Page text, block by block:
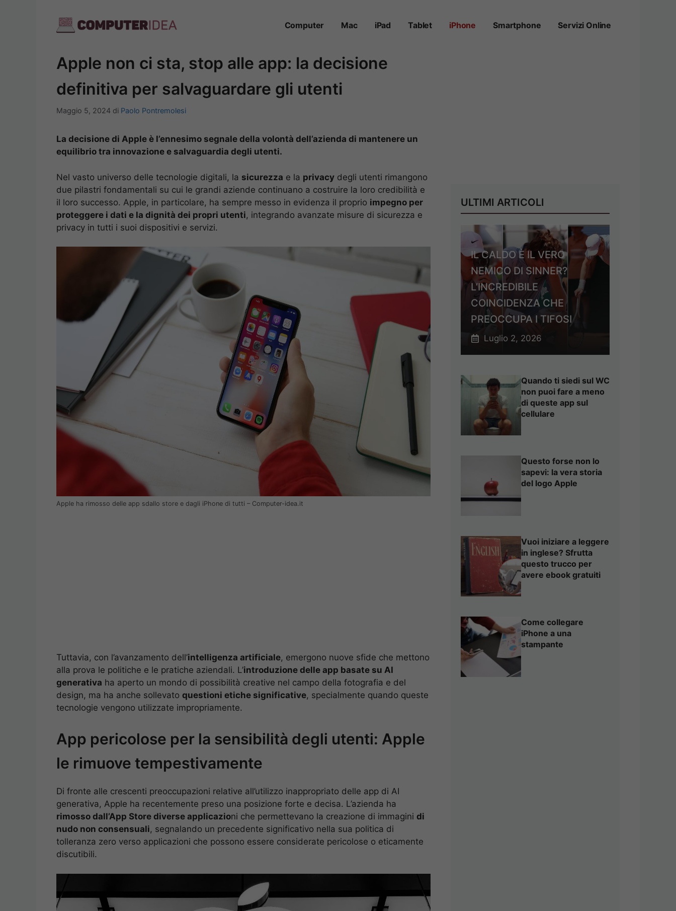
Computer Mac iPad Tablet iPhone Smartphone Servizi Online
Apple non ci sta, stop alle app: la decisione
definitiva per salvaguardare gli utenti
Maggio 5, 2024 di Paolo Pontremolesi
La decisione di Apple è l’ennesimo segnale della volontà dell’azienda di mantenere un
equilibrio tra innovazione e salvaguardia degli utenti.
Nel vasto universo delle tecnologie digitali, la sicurezza e la privacy degli utenti rimangono
due pilastri fondamentali su cui le grandi aziende continuano a costruire la loro credibilità e
il loro successo. Apple, in particolare, ha sempre messo in evidenza il proprio impegno per
proteggere i dati e la dignità dei propri utenti, integrando avanzate misure di sicurezza e
privacy in tutti i suoi dispositivi e servizi.
Apple ha rimosso delle app sdallo store e dagli iPhone di tutti – Computer-idea.it
Tuttavia, con l’avanzamento dell’intelligenza artificiale, emergono nuove sfide che mettono
alla prova le politiche e le pratiche aziendali. L’introduzione delle app basate su AI
generativa ha aperto un mondo di possibilità creative nel campo della fotografia e del
design, ma ha anche sollevato questioni etiche significative, specialmente quando queste
tecnologie vengono utilizzate impropriamente.
App pericolose per la sensibilità degli utenti: Apple
le rimuove tempestivamente
Di fronte alle crescenti preoccupazioni relative all’utilizzo inappropriato delle app di AI
generativa, Apple ha recentemente preso una posizione forte e decisa. L’azienda ha
rimosso dall’App Store diverse applicazioni che permettevano la creazione di immagini di
nudo non consensuali, segnalando un precedente significativo nella sua politica di
tolleranza zero verso applicazioni che possono essere considerate pericolose o eticamente
discutibili.
ULTIMI ARTICOLI
IL CALDO È IL VERO
NEMICO DI SINNER?
L’INCREDIBILE
COINCIDENZA CHE
PREOCCUPA I TIFOSI
Luglio 2, 2026
Quando ti siedi sul WC
non puoi fare a meno
di queste app sul
cellulare
Questo forse non lo
sapevi: la vera storia
del logo Apple
Vuoi iniziare a leggere
in inglese? Sfrutta
questo trucco per
avere ebook gratuiti
Come collegare
iPhone a una
stampante